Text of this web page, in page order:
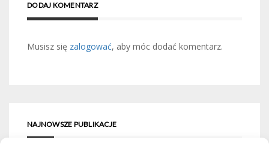
DODAJ KOMENTARZ
Musisz się zalogować, aby móc dodać komentarz.
NAJNOWSZE PUBLIKACJE